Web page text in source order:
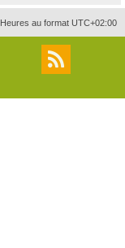
Heures au format UTC+02:00